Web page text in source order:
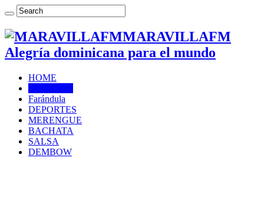
MARAVILLAFM
Alegría dominicana para el mundo
HOME
Farándula
DEPORTES
MERENGUE
BACHATA
SALSA
DEMBOW